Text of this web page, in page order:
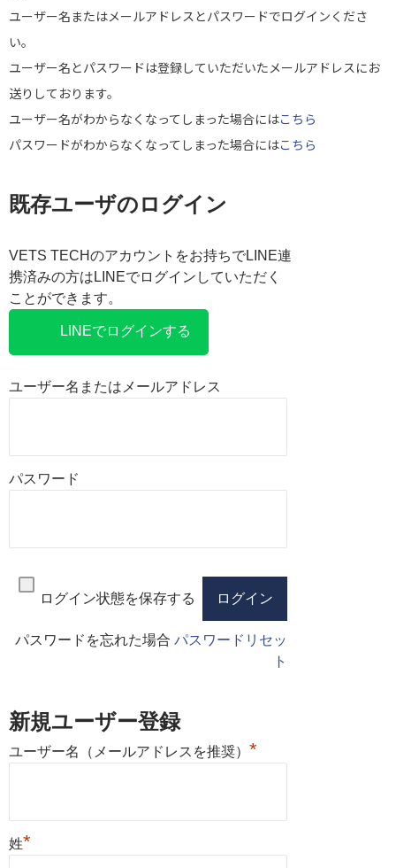
ユーザー名またはメールアドレスとパスワードでログインくださ
い。
ユーザー名とパスワードは登録していただいたメールアドレスにお
送りしております。
ユーザー名がわからなくなってしまった場合にはこちら
パスワードがわからなくなってしまった場合にはこちら
VETS TECHのアカウントをお持ちでLINE連
携済みの方はLINEでログインしていただく
ことができます。
LINEでログインする
既存ユーザのログイン
ユーザー名またはメールアドレス
パスワード
ログイン状態を保存する
パスワードを忘れた場合 パスワードリセッ
ト
新規ユーザー登録
ユーザー名（メールアドレスを推奨） *
姓*